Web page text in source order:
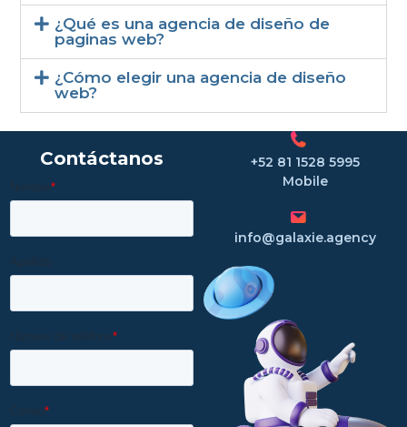
¿Qué es una agencia de diseño de
paginas web?
¿Cómo elegir una agencia de diseño
web?
Contáctanos
+52 81 1528 5995
Mobile
info@galaxie.agency